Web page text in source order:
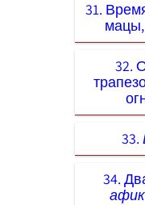
31.
мацы,
32.
33.
34.